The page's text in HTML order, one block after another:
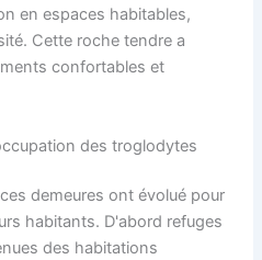
en espaces habitables,
Cette roche tendre a
confortables et
des troglodytes
demeures ont évolué pour
habitants. D'abord refuges
des habitations